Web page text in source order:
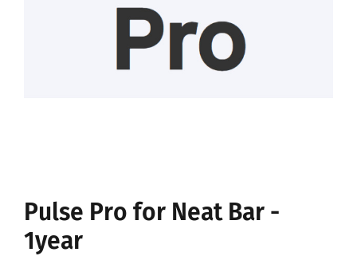
Pulse Pro for Neat Bar -
1year